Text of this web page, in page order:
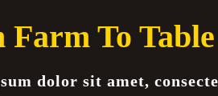
Farm To Table
dolor sit amet,